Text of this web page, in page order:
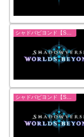
シャドバビヨンド【Shadowverse: Worlds Beyond】
シャドバビヨンド【Shadowverse: Worlds Beyond】